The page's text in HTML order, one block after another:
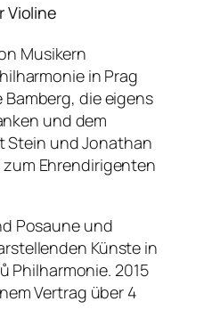
Violine
Musikern
in Prag
Bamberg, die eigens
und dem
Stein und Jonathan
Ehrendirigenten
Posaune und
Künste in
Philharmonie. 2015
Vertrag über 4